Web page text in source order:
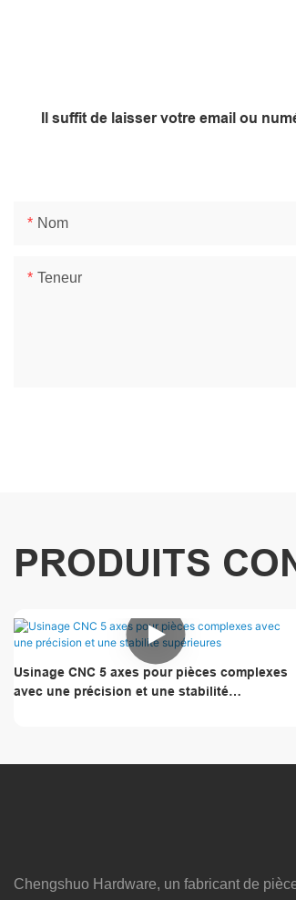
Il suffit de laisser votre email ou
Nom
Teneur
PRODUITS
Usinage CNC 5 axes pour pièces complexes
avec une précision et une stabilité
Chengshuo Hardware, un fabricant de